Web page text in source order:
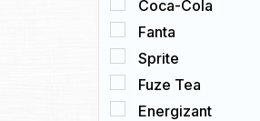
Coca-Cola
Fanta
Sprite
Fuze Tea
Energizant